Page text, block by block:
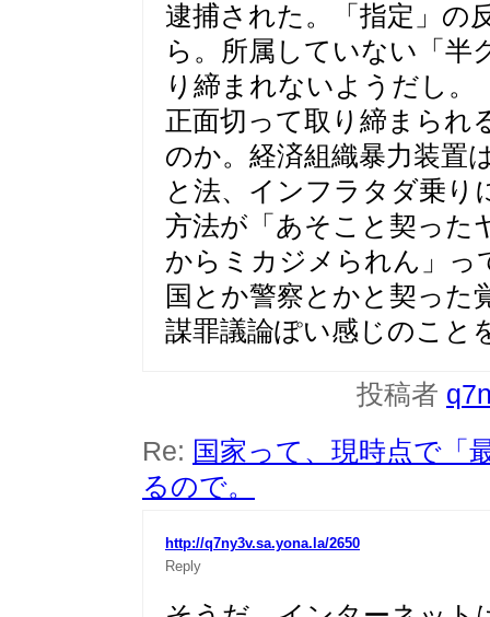
逮捕された。「指定」の
ら。所属していない「半
り締まれないようだし。
正面切って取り締まられ
のか。経済組織暴力装置
と法、インフラタダ乗
方法が「あそこと契った
からミカジメられん」っ
国とか警察とかと契った
謀罪議論ぽい感じのこと
投稿者
Re: 国家って、現時点で「
るので。
http://q7ny3v.sa.yona.la/2650
Reply